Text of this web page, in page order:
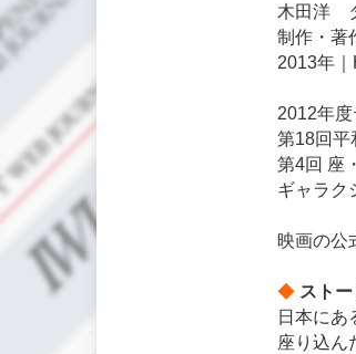
木田洋
制作・
2013年
2012年
第18回平
第4回 座
ギャラク
映画の公
◆ スト
日本にあ
座り込ん